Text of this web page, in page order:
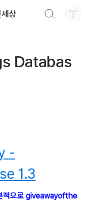
상
Databas
-
1.3
적으로 giveawayofthe